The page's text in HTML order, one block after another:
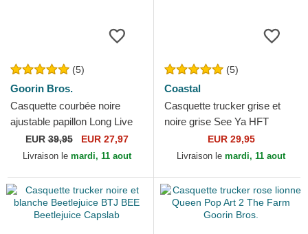
(5)
Goorin Bros.
Casquette courbée noire
ajustable papillon Long Live
The Queen The Farm Lady
Balls Goorin Bros.
EUR39,95 EUR 27,97
Livraison le mardi, 11 aout
(5)
Coastal
Casquette trucker grise et
noire grise See Ya HFT
EUR 29,95
Livraison le mardi, 11 aout